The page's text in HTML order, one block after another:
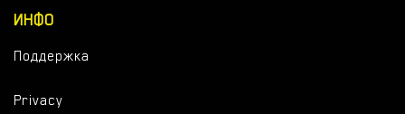
ИНФО
Поддержка
Privacy